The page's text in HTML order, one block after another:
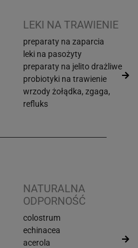
LEKI NA TRAWIENIE
preparaty na zaparcia
leki na pasożyty
preparaty na jelito drażliwe
probiotyki na trawienie
wrzody żołądka, zgaga,
refluks
NATURALNA
ODPORNOŚĆ
colostrum
echinacea
acerola